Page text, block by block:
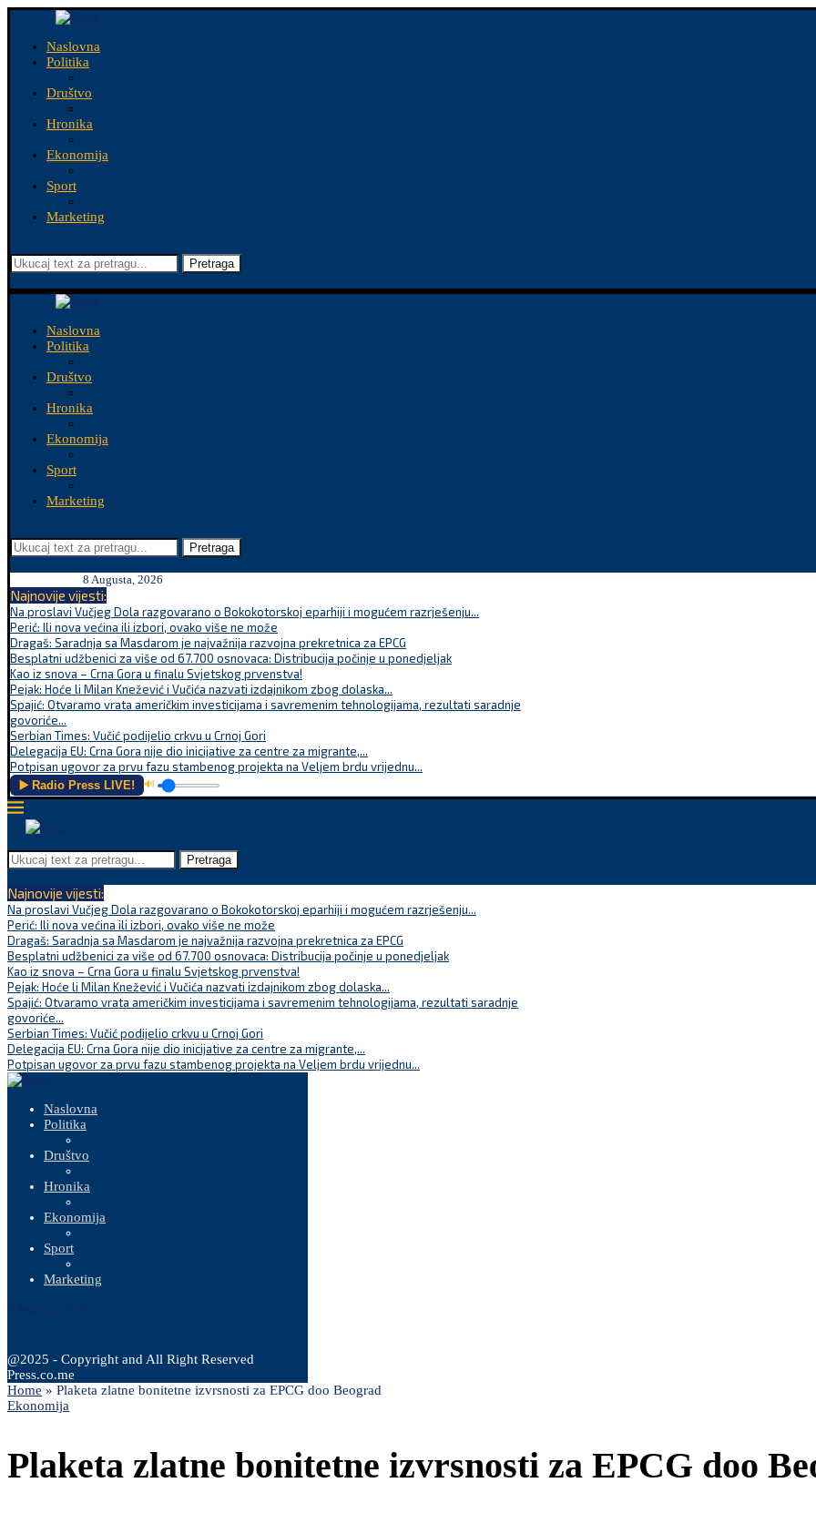
Naslovna
Politika
Društvo
Hronika
Ekonomija
Sport
Marketing
Pretraga
Naslovna
Politika
Društvo
Hronika
Ekonomija
Sport
Marketing
Pretraga
8 Augusta, 2026
Najnovije vijesti:
Na proslavi Vučjeg Dola razgovarano o Bokokotorskoj eparhiji i mogućem razrješenju...
Perić: Ili nova većina ili izbori, ovako više ne može
Dragaš: Saradnja sa Masdarom je najvažnija razvojna prekretnica za EPCG
Besplatni udžbenici za više od 67.700 osnovaca: Distribucija počinje u ponedjeljak
Kao iz snova – Crna Gora u finalu Svjetskog prvenstva!
Pejak: Hoće li Milan Knežević i Vučića nazvati izdajnikom zbog dolaska...
Spajić: Otvaramo vrata američkim investicijama i savremenim tehnologijama, rezultati saradnje
govoriće...
Serbian Times: Vučić podijelio crkvu u Crnoj Gori
Delegacija EU: Crna Gora nije dio inicijative za centre za migrante,...
Potpisan ugovor za prvu fazu stambenog projekta na Veljem brdu vrijednu...
▶️ Radio Press LIVE! 🔊
Pretraga
Najnovije vijesti:
Na proslavi Vučjeg Dola razgovarano o Bokokotorskoj eparhiji i mogućem razrješenju...
Perić: Ili nova većina ili izbori, ovako više ne može
Dragaš: Saradnja sa Masdarom je najvažnija razvojna prekretnica za EPCG
Besplatni udžbenici za više od 67.700 osnovaca: Distribucija počinje u ponedjeljak
Kao iz snova – Crna Gora u finalu Svjetskog prvenstva!
Pejak: Hoće li Milan Knežević i Vučića nazvati izdajnikom zbog dolaska...
Spajić: Otvaramo vrata američkim investicijama i savremenim tehnologijama, rezultati saradnje
govoriće...
Serbian Times: Vučić podijelio crkvu u Crnoj Gori
Delegacija EU: Crna Gora nije dio inicijative za centre za migrante,...
Potpisan ugovor za prvu fazu stambenog projekta na Veljem brdu vrijednu...
Naslovna
Politika
Društvo
Hronika
Ekonomija
Sport
Marketing
@2025 - Copyright and All Right Reserved
Press.co.me
Home » Plaketa zlatne bonitetne izvrsnosti za EPCG doo Beograd
Ekonomija
Plaketa zlatne bonitetne izvrsnosti za EPCG doo